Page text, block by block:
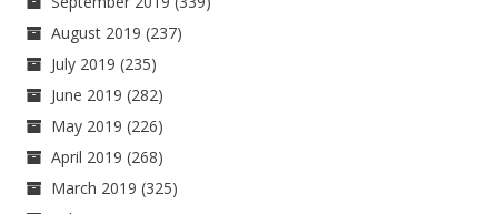
August 2019 (237)
July 2019 (235)
June 2019 (282)
May 2019 (226)
April 2019 (268)
March 2019 (325)